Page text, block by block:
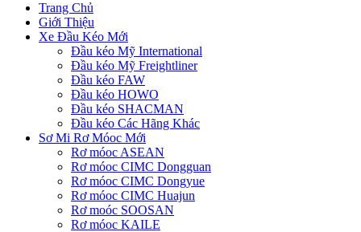
Trang Chủ
Giới Thiệu
Xe Đầu Kéo Mới
Đầu kéo Mỹ International
Đầu kéo Mỹ Freightliner
Đầu kéo FAW
Đầu kéo HOWO
Đầu kéo SHACMAN
Đầu kéo Các Hãng Khác
Sơ Mi Rơ Móoc Mới
Rơ móoc ASEAN
Rơ móoc CIMC Dongguan
Rơ móoc CIMC Dongyue
Rơ móoc CIMC Huajun
Rơ moóc SOOSAN
Rơ móoc KAILE